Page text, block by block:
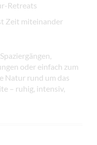
Retreats
Zeit miteinander
oder einfach zum
Natur rund um das
– ruhig, intensiv,